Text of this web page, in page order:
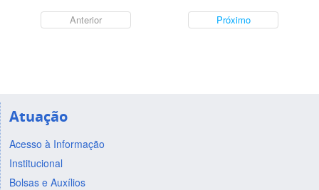
Anterior Próximo
Atuação
Acesso à Informação
Institucional
Bolsas e Auxílios